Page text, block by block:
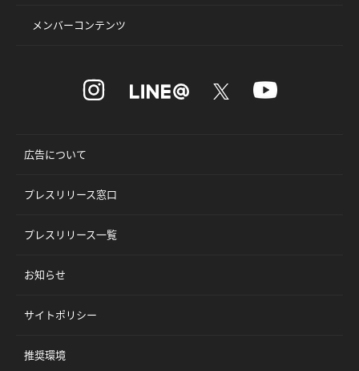
メンバーコンテンツ
広告について
プレスリリース窓口
プレスリリース一覧
お知らせ
サイトポリシー
推奨環境